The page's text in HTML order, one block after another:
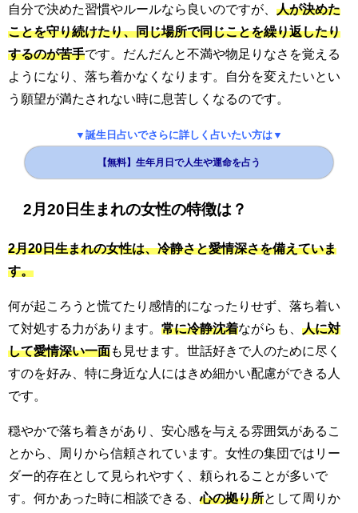
自分で決めた習慣やルールなら良いのですが、 人が決めた
ことを守り続けたり、同じ場所で同じことを繰り返したり
するのが苦手です。だんだんと不満や物足りなさを覚える
ようになり、落ち着かなくなります。自分を変えたいとい
う願望が満たされない時に息苦しくなるのです。
▼誕生日占いでさらに詳しく占いたい方は▼
【無料】生年月日で人生や運命を占う
2月20日生まれの女性の特徴は？
2月20日生まれの女性は、冷静さと愛情深さを備えていま
す。
何が起ころうと慌てたり感情的になったりせず、落ち着い
て対処する力があります。 常に冷静沈着ながらも、 人に対
して愛情深い一面も見せます。世話好きで人のために尽く
すのを好み、特に身近な人にはきめ細かい配慮ができる人
です。
穏やかで落ち着きがあり、安心感を与える雰囲気があるこ
とから、周りから信頼されています。女性の集団ではリー
ダー的存在として見られやすく、頼られることが多いで
す。何かあった時に相談できる、心の拠り所として周りか